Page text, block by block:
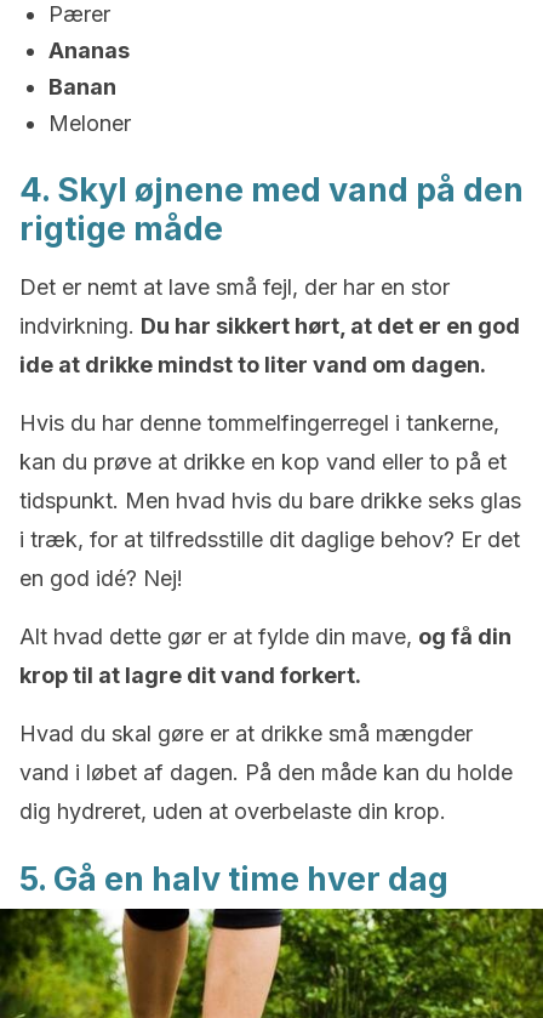
Pærer
Ananas
Banan
Meloner
4. Skyl øjnene med vand på den
rigtige måde
Det er nemt at lave små fejl, der har en stor
indvirkning. Du har sikkert hørt, at det er en god
ide at drikke mindst to liter vand om dagen.
Hvis du har denne tommelfingerregel i tankerne,
kan du prøve at drikke en kop vand eller to på et
tidspunkt. Men hvad hvis du bare drikke seks glas
i træk, for at tilfredsstille dit daglige behov? Er det
en god idé? Nej!
Alt hvad dette gør er at fylde din mave, og få din
krop til at lagre dit vand forkert.
Hvad du skal gøre er at drikke små mængder
vand i løbet af dagen. På den måde kan du holde
dig hydreret, uden at overbelaste din krop.
5. Gå en halv time hver dag